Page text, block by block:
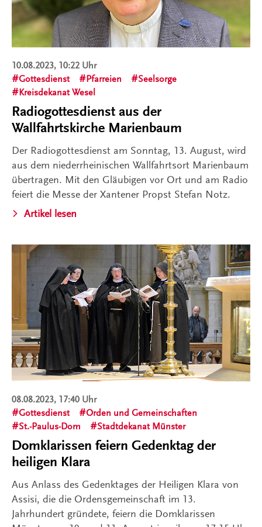
10.08.2023, 10:22 Uhr
Gottesdienst
Pfarreien
Seelsorge
Kreisdekanat Wesel
Radiogottesdienst aus der
Wallfahrtskirche Marienbaum
Der Radiogottesdienst am Sonntag, 13. August, wird
aus dem niederrheinischen Wallfahrtsort Marienbaum
übertragen. Mit den Gläubigen vor Ort und am Radio
feiert die Messe der Xantener Propst Stefan Notz.
Artikel lesen
08.08.2023, 17:40 Uhr
Gottesdienst
Orden und Gemeinschaften
St.-Paulus-Dom
Stadtdekanat Münster
Domklarissen feiern Gedenktag der
heiligen Klara
Aus Anlass des Gedenktages der Heiligen Klara von
Assisi, die die Ordensgemeinschaft im 13.
Jahrhundert gründete, feiern die Domklarissen